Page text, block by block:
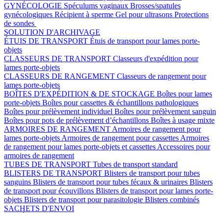
GYNÉCOLOGIE Spéculums vaginaux Brosses/spatules
gynécologiques Récipient à sperme Gel pour ultrasons Protections
de sondes
SOLUTION D'ARCHIVAGE
ÉTUIS DE TRANSPORT Étuis de transport pour lames porte-
objets
CLASSEURS DE TRANSPORT Classeurs d'expédition pour
lames porte-objets
CLASSEURS DE RANGEMENT Classeurs de rangement pour
lames porte-objets
BOÎTES D'EXPÉDITION & DE STOCKAGE Boîtes pour lames
porte-objets Boîtes pour cassettes & échantillons pathologiques
Boîtes pour prélèvement individuel Boîtes pour prélèvement sanguin
Boîtes pour pots de prélèvement d’échantillons Boîtes à usage mixte
ARMOIRES DE RANGEMENT Armoires de rangement pour
lames porte-objets Armoires de rangement pour cassettes Armoires
de rangement pour lames porte-objets et cassettes Accessoires pour
armoires de rangement
TUBES DE TRANSPORT Tubes de transport standard
BLISTERS DE TRANSPORT Blisters de transport pour tubes
sanguins Blisters de transport pour tubes fécaux & urinaires Blisters
de transport pour écouvillons Blisters de transport pour lames porte-
objets Blisters de transport pour parasitologie Blisters combinés
SACHETS D'ENVOI